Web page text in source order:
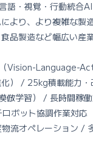
語・視覚・行動統合
より、より複雑な製
品製造など幅広い産
Vision-Language-
） / 25kg積載能力
倣学習） / 長時間稼
ボット協調作業対応
流オペレーション /